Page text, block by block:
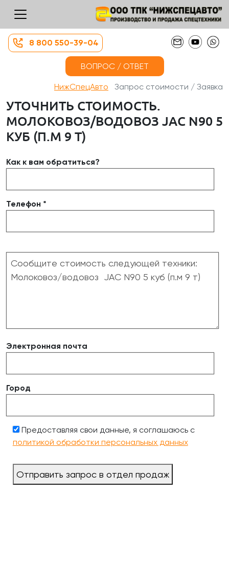
8 800 550-39-04
ВОПРОС / ОТВЕТ
НижСпецАвто Запрос стоимости / Заявка
УТОЧНИТЬ СТОИМОСТЬ.
МОЛОКОВОЗ/ВОДОВОЗ JAC N90 5
КУБ (П.М 9 Т)
Как к вам обратиться?
Телефон *
Электронная почта
Город
Предоставляя свои данные, я соглашаюсь с
политикой обработки персональных данных
Отправить запрос в отдел продаж